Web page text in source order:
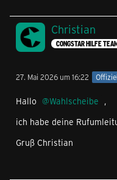
Christian
CONGSTAR HILFE
27. Mai 2026 um 16:22
Hallo Wahlscheibe ,
ich habe deine
Gruß Christian